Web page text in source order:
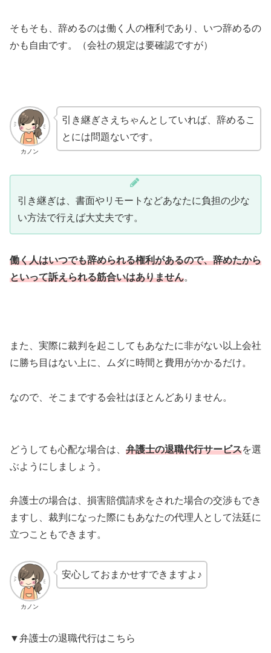
そもそも、辞めるのは働く人の権利であり、いつ辞めるの
かも自由です。（会社の規定は要確認ですが）
カノン
引き継ぎさえちゃんとしていれば、辞めるこ
とには問題ないです。
引き継ぎは、書面やリモートなどあなたに負担の少な
い方法で行えば大丈夫です。
働く人はいつでも辞められる権利があるので、辞めたから
といって訴えられる筋合いはありません。
また、実際に裁判を起こしてもあなたに非がない以上会社
に勝ち目はない上に、ムダに時間と費用がかかるだけ。
なので、そこまでする会社はほとんどありません。
どうしても心配な場合は、 弁護士の退職代行サービスを選
ぶようにしましょう。
弁護士の場合は、損害賠償請求をされた場合の交渉もでき
ますし、裁判になった際にもあなたの代理人として法廷に
立つこともできます。
カノン
安心しておまかせすできますよ♪
▼弁護士の退職代行はこちら